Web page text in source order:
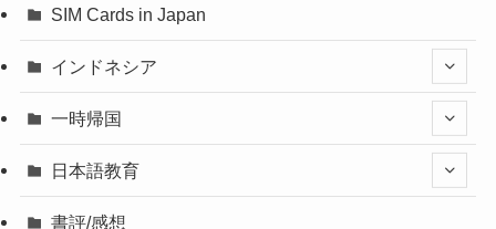
SIM Cards in Japan
インドネシア
一時帰国
日本語教育
書評/感想